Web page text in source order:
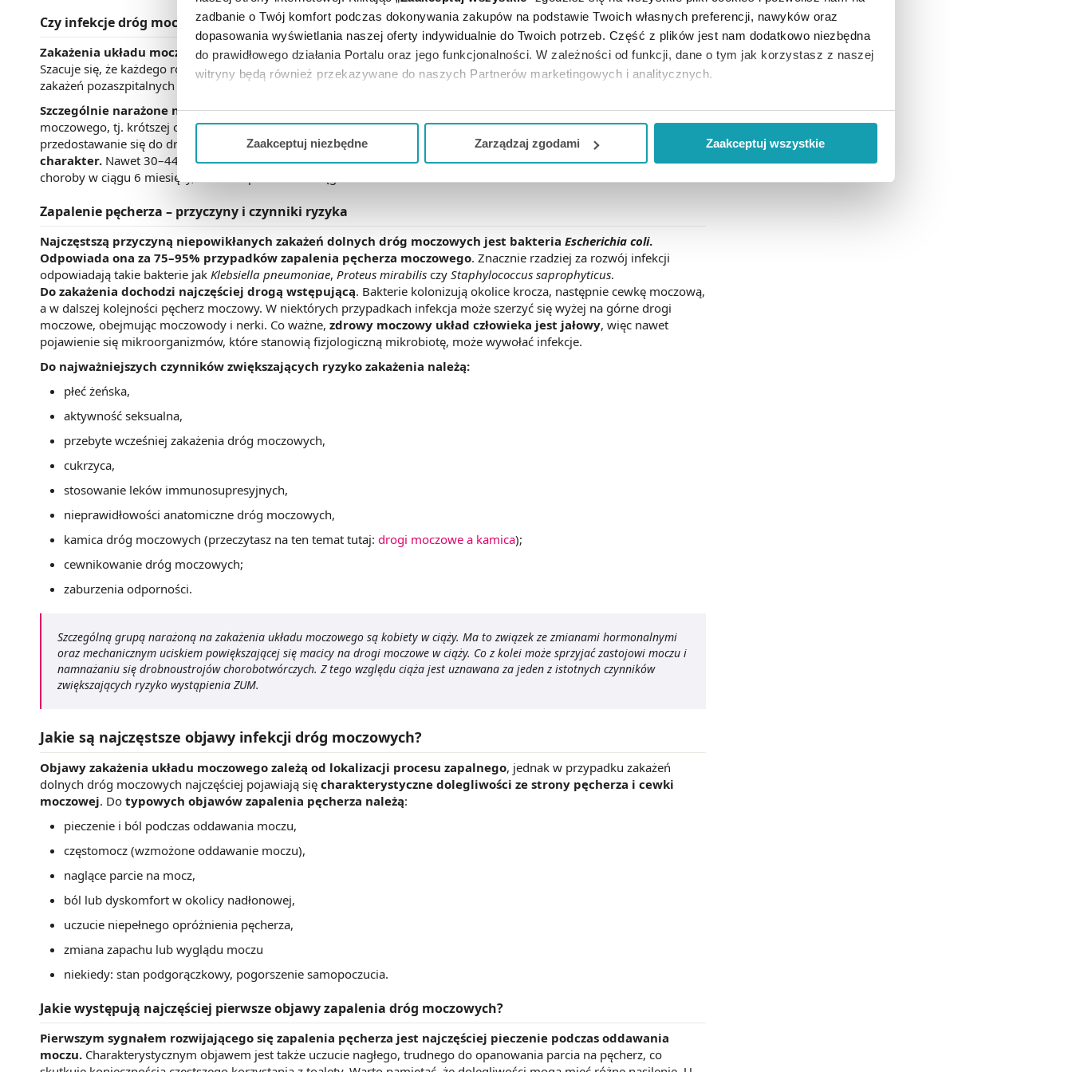
zadbanie o Twój komfort podczas dokonywania zakupów na podstawie Twoich własnych preferencji, nawyków oraz
dopasowania wyświetlania naszej oferty indywidualnie do Twoich potrzeb. Część z plików jest nam dodatkowo niezbędna
do prawidłowego działania Portalu oraz jego funkcjonalności. W zależności od funkcji, dane o tym jak korzystasz z naszej
witryny będą również przekazywane do naszych Partnerów marketingowych i analitycznych.
Jeżeli chcesz dostosować swoją zgodę i wybrać tylko niektóre dodatkowe funkcje, z którymi wiąże się zbieranie danych o
Ciebie danych, które nie są niezbędne dla funkcjonowania Strony. Będzie się to jednak wiązało z brakiem dostępu do
wszystkich funkcjonalności Strony.
Zaakceptuj niezbędne Zarządzaj zgodami Zaakceptuj wszystkie
Czy infekcje dróg moczowych to częsty problem zdrowotny?
Zakażenia układu moczowego (ZUM) należą do najczęściej występujących zakażeń bakteryjnych na świecie.
Szacuje się, że każdego roku ten problem zdrowotny dotyka nawet 150 milionów osób, co stanowi 10–20% wszystkich
zakażeń pozaszpitalnych oraz nawet 40–50% zakażeń wewnątrzszpitalnych.
Szczególnie narażone na tego typu zakażenia są kobiety. Wynika to przede wszystkim z ich anatomii układu
moczowego, tj. krótszej cewki moczowej oraz niewielkiej odległości między jej ujściem a odbytem, co ułatwia bakteriom
przedostawanie się do dróg moczowych.Problemem są nie tylko same zachorowania, ale również ich nawrotowy
charakter. Nawet 30–44% kobiet po przebytym zakażeniu dróg moczowych może doświadczyć kolejnego epizodu
choroby w ciągu 6 miesięcy, a niemal połowa – w ciągu roku.
Zapalenie pęcherza – przyczyny i czynniki ryzyka
Najczęstszą przyczyną niepowikłanych zakażeń dolnych dróg moczowych jest bakteria Escherichia coli.
Odpowiada ona za 75–95% przypadków zapalenia pęcherza moczowego. Znacznie rzadziej za rozwój infekcji
odpowiadają takie bakterie jak Klebsiella pneumoniae, Proteus mirabilis czy Staphylococcus saprophyticus.
Do zakażenia dochodzi najczęściej drogą wstępującą. Bakterie kolonizują okolice krocza, następnie cewkę moczową,
a w dalszej kolejności pęcherz moczowy. W niektórych przypadkach infekcja może szerzyć się wyżej na górne drogi
moczowe, obejmując moczowody i nerki. Co ważne, zdrowy moczowy układ człowieka jest jałowy, więc nawet
pojawienie się mikroorganizmów, które stanowią fizjologiczną mikrobiotę, może wywołać infekcje.
Do najważniejszych czynników zwiększających ryzyko zakażenia należą:
płeć żeńska,
aktywność seksualna,
przebyte wcześniej zakażenia dróg moczowych,
cukrzyca,
stosowanie leków immunosupresyjnych,
nieprawidłowości anatomiczne dróg moczowych,
kamica dróg moczowych (przeczytasz na ten temat tutaj: drogi moczowe a kamica);
cewnikowanie dróg moczowych;
zaburzenia odporności.
Szczególną grupą narażoną na zakażenia układu moczowego są kobiety w ciąży. Ma to związek ze zmianami hormonalnymi
oraz mechanicznym uciskiem powiększającej się macicy na drogi moczowe w ciąży. Co z kolei może sprzyjać zastojowi moczu i
namnażaniu się drobnoustrojów chorobotwórczych. Z tego względu ciąża jest uznawana za jeden z istotnych czynników
zwiększających ryzyko wystąpienia ZUM.
Jakie są najczęstsze objawy infekcji dróg moczowych?
Objawy zakażenia układu moczowego zależą od lokalizacji procesu zapalnego, jednak w przypadku zakażeń
dolnych dróg moczowych najczęściej pojawiają się charakterystyczne dolegliwości ze strony pęcherza i cewki
moczowej. Do typowych objawów zapalenia pęcherza należą:
pieczenie i ból podczas oddawania moczu,
częstomocz (wzmożone oddawanie moczu),
naglące parcie na mocz,
ból lub dyskomfort w okolicy nadłonowej,
uczucie niepełnego opróżnienia pęcherza,
zmiana zapachu lub wyglądu moczu
niekiedy: stan podgorączkowy, pogorszenie samopoczucia.
Jakie występują najczęściej pierwsze objawy zapalenia dróg moczowych?
Pierwszym sygnałem rozwijającego się zapalenia pęcherza jest najczęściej pieczenie podczas oddawania
moczu. Charakterystycznym objawem jest także uczucie nagłego, trudnego do opanowania parcia na pęcherz, co